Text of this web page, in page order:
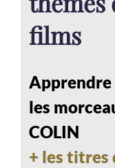
films
Apprendre
les
COLIN
+ les titres